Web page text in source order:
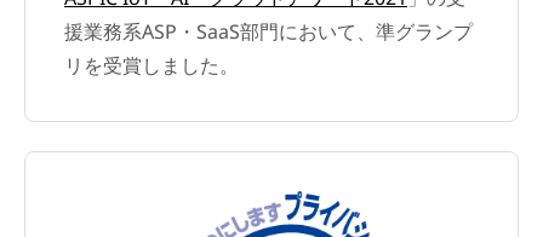
援業務系ASP・SaaS部門において、準グランプ
リを受賞しました。